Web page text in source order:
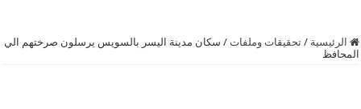
الرئيسية / تحقيقات وملفات / سكان مدينة اليسر بالسويس يرسلون صرختهم الي
المحافظ